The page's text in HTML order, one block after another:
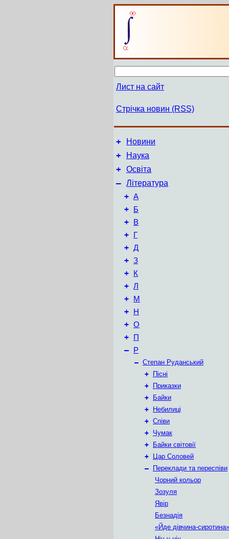
Лист на сайт
Стрічка новин (RSS)
+ Новини
+ Наука
+ Освіта
– Література
+ А
+ Б
+ В
+ Г
+ Д
+ З
+ К
+ Л
+ М
+ Н
+ О
+ П
– Р
– Степан Руданський
+
Пісні
+
Приказки
+
Байки
+
Небилиці
+ Співи
+ Чумак
+
Байки світовії
+
Цар Соловей
–
Переклади та переспіви
Чорний кольор
Зозуля
Явір
Безнадія
«Йде дівчина-сиротина»